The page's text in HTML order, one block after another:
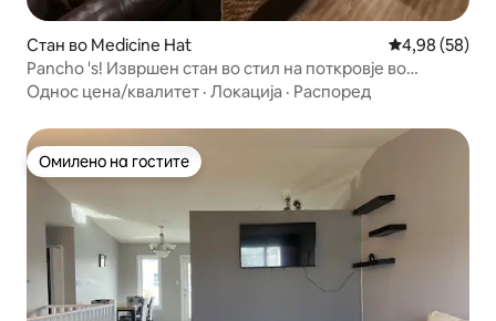
Стан во Medicine Hat Просечна
4,98 (58)
Pancho 's! Извршен стан во стил на поткровје во
Њујорк!
Однос цена/квалитет · Локација · Распоред
Омилено на гостите
Омилено на гостите